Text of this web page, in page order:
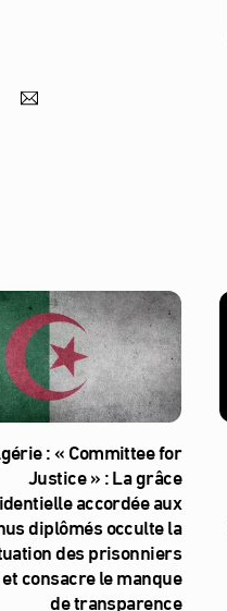
: « Committee for
Justice » : La grâce
accordée aux
diplômés occulte la
des prisonniers
consacre le manque
de transparence